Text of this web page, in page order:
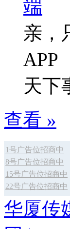
亲，
APP
天下
查看 »
1号广告位招商中
8号广告位招商中
15号广告位招商中
22号广告位招商中
华厦传